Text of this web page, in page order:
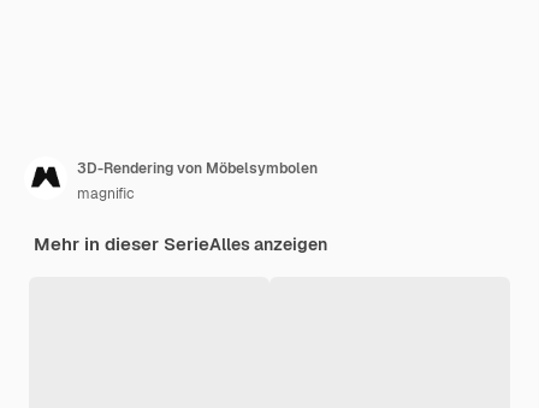
3D-Rendering von Möbelsymbolen
magnific
Mehr in dieser SerieAlles anzeigen